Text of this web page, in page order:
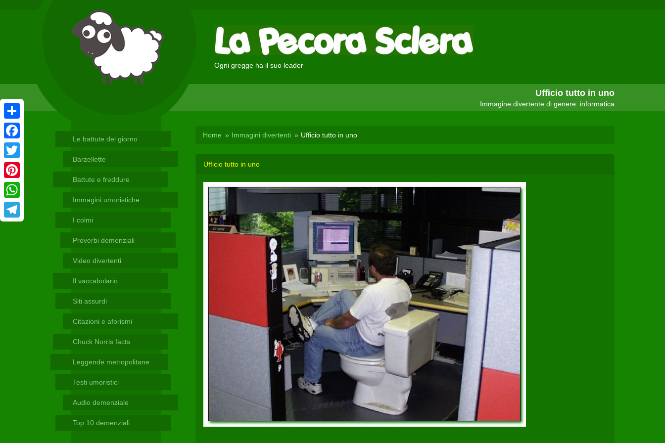
Ogni gregge ha il suo leader
Ufficio tutto in uno
Immagine divertente di genere: informatica
Le battute del giorno
Barzellette
Battute e freddure
Immagini umoristiche
I colmi
Proverbi demenziali
Video divertenti
Il vaccabolario
Siti assurdi
Citazioni e aforismi
Chuck Norris facts
Leggende metropolitane
Testi umoristici
Audio demenziale
Top 10 demenziali
Home Immagini divertenti Ufficio tutto in uno
Ufficio tutto in uno
Condividi
Facebook
Twitter
Pinterest
WhatsApp